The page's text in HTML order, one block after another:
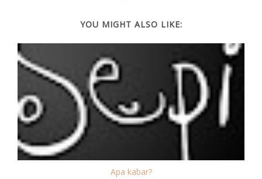
YOU MIGHT ALSO LIKE:
Apa kabar?